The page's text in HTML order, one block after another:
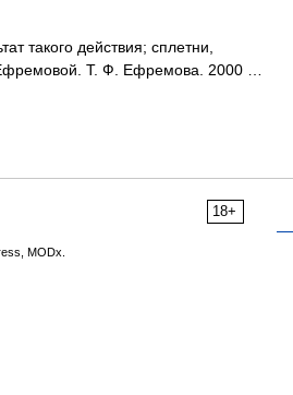
такого действия; сплетни,
Ефремовой. Т. Ф. Ефремова. 2000 …
18+
MODx.